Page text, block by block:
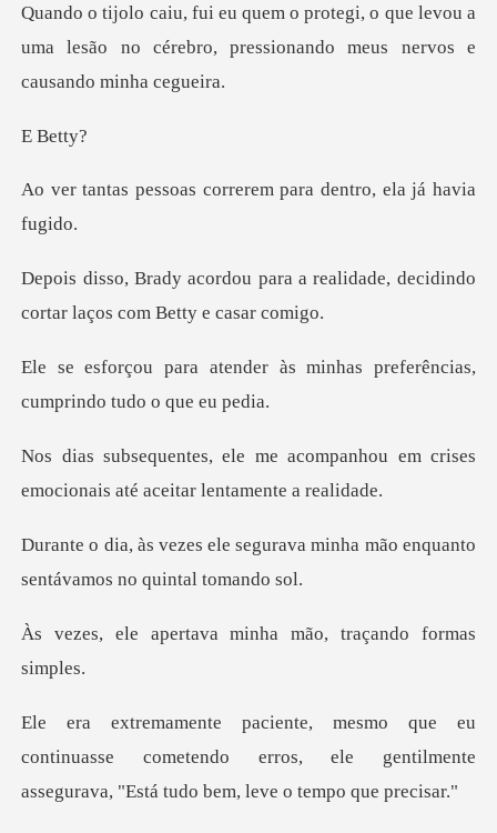
o que levou a
uma lesão no cérebro, pressio
ett
correrem para dentro
a a realidade, decidindo
cortar
às minhas preferências,
cum
ompanhou em crises
emocionais at
gurava minha mão enquanto
sent
ava minha mão, traç
inuasse cometendo erros, ele gentilmente
assegur